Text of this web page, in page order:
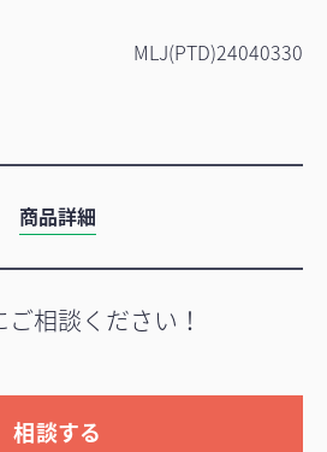
MLJ(PTD)24040330
商品詳細
相談ください！
相談する